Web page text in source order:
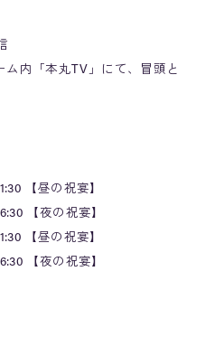
内「本丸TV」にて、冒頭と
【昼の祝宴】
【夜の祝宴】
【昼の祝宴】
【夜の祝宴】